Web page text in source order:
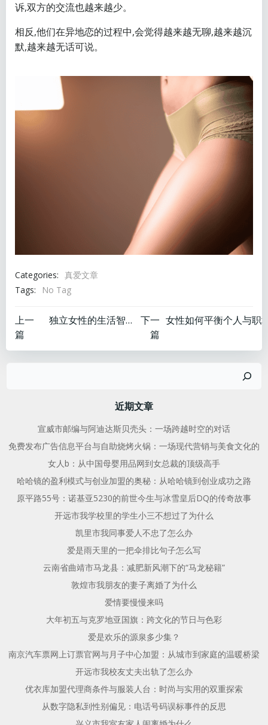
诉,双方的交流也越来越少。
相反,他们在异地恋的过程中,会觉得越来越无聊,越来越沉
默,越来越无话可说。
Categories: 真爱文章
Tags:
No Tag
文
章
上一
篇
独立女性的生活智慧
文
章
航
下一
篇
近期文章
宣威市邮编与阿迪达斯贝壳头：一场跨越时空的对话
免费发布广告信息平台与自助烧烤火锅：一场现代营销与美食文化的
女人b：从中国母婴用品网到女总裁的顶级高手
哈哈镜的盈利模式与创业加盟的奥秘：从哈哈镜到创业成功之路
原平路55号：诺基亚5230的前世今生与冰雪皇后DQ的传奇故事
开远市我学校里的学生小三不想过了为什么
凯里市我同事爱人不忠了怎么办
爱是雨天里的一把伞排比句子怎么写
云南省曲靖市马龙县：减肥新风潮下的“马龙秘籍”
敦煌市我朋友的妻子离婚了为什么
爱情要慢慢来吗
大年初五与克罗地亚国旗：跨文化的节日与色彩
爱是欢乐的源泉多少集？
南京汽车票网上订票官网与月子中心加盟：从城市到家庭的温暖桥梁
开远市我校友丈夫出轨了怎么办
优衣库加盟代理商条件与服装人台：时尚与实用的双重探索
从数字隐私到性别偏见：电话号码误标事件的反思